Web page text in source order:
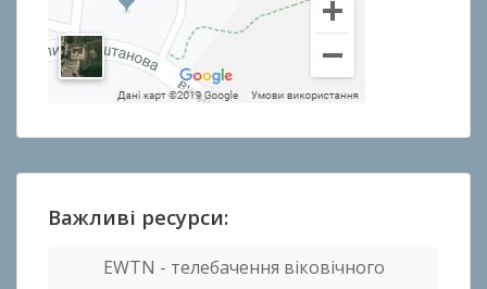
Важливі ресурси:
EWTN - телебачення віковічного